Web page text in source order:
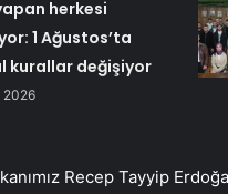
herkesi
1 Ağustos’ta
kurallar değişiyor
2026
Recep Tayyip